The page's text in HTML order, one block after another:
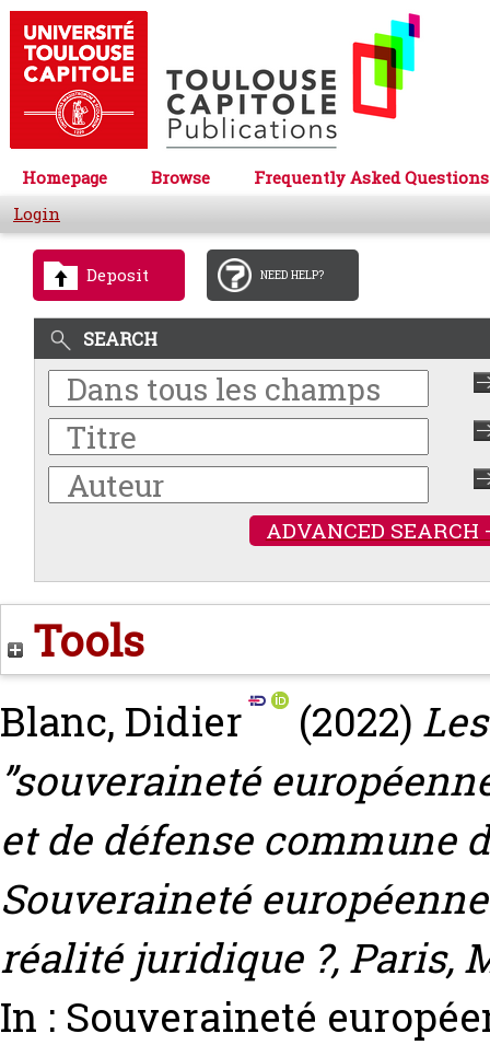
Homepage Browse
Frequently Asked Questions
Login
Deposit NEED HELP?
SEARCH
ADVANCED SEARCH
Tools
Blanc, Didier (2022)
”souveraineté
et de défense commune
Souveraineté
réalité juridique ?, Paris,
In : Souveraineté